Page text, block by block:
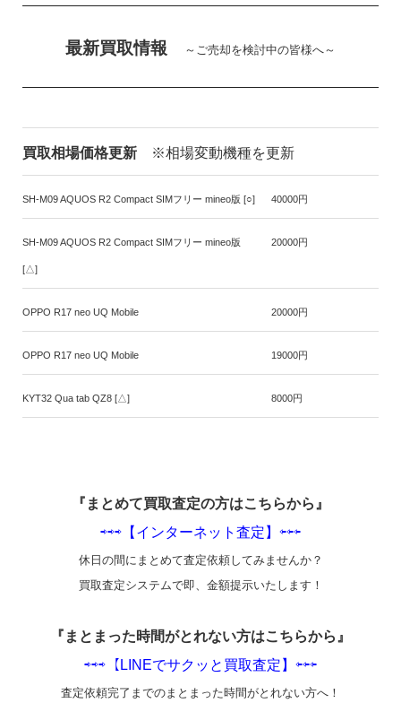
最新買取情報 ～ご売却を検討中の皆様へ～
買取相場価格更新※相場変動機種を更新
SH-M09 AQUOS R2 Compact SIMフリー mineo版 [○] 40000円
SH-M09 AQUOS R2 Compact SIMフリー mineo版
[△]
20000円
OPPO R17 neo UQ Mobile 20000円
OPPO R17 neo UQ Mobile 19000円
KYT32 Qua tab QZ8 [△] 8000円
『まとめて買取査定の方はこちらから』
⇨⇨⇨【インターネット査定】⇦⇦⇦
休日の間にまとめて査定依頼してみませんか？
買取査定システムで即、金額提示いたします！
『まとまった時間がとれない方はこちらから』
⇨⇨⇨【LINEでサクッと買取査定】⇦⇦⇦
査定依頼完了までのまとまった時間がとれない方へ！